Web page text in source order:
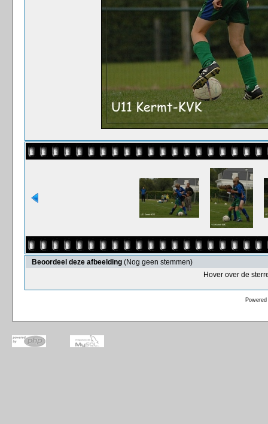
Beoordeel deze afbeelding (Nog geen stemmen)
Hover over de